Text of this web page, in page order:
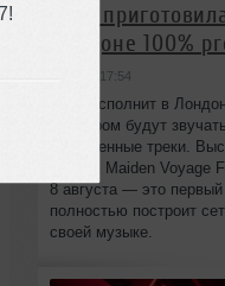
HAAi
Лондоне 100%
вчера в 17:54
HAAi исполнит в
в котором будут
собственные треки.
рамках Maiden Voyage
8 августа — это первый
полностью построит
своей музыке.